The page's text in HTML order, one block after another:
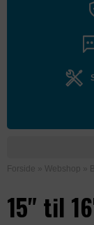
Forside » Webshop »
15" til